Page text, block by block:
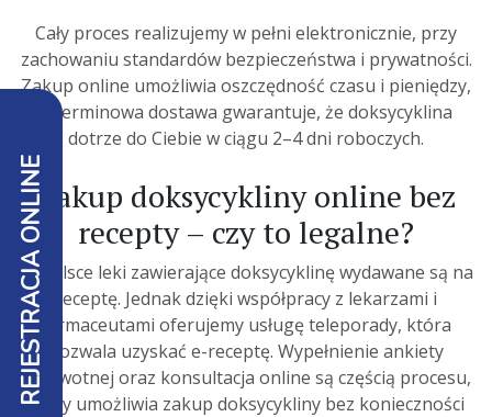
Cały proces realizujemy w pełni elektronicznie, przy
zachowaniu standardów bezpieczeństwa i prywatności.
Zakup online umożliwia oszczędność czasu i pieniędzy,
a terminowa dostawa gwarantuje, że doksycyklina
dotrze do Ciebie w ciągu 2–4 dni roboczych.
Zakup doksycykliny online bez
recepty – czy to legalne?
W Polsce leki zawierające doksycyklinę wydawane są na
receptę. Jednak dzięki współpracy z lekarzami i
farmaceutami oferujemy usługę teleporady, która
pozwala uzyskać e-receptę. Wypełnienie ankiety
zdrowotnej oraz konsultacja online są częścią procesu,
który umożliwia zakup doksycykliny bez konieczności
REJESTRACJA ONLINE